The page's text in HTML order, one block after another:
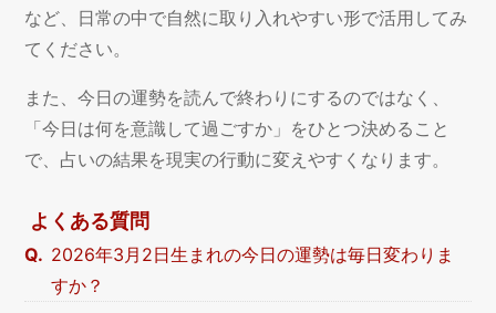
など、日常の中で自然に取り入れやすい形で活用してみ
てください。
また、今日の運勢を読んで終わりにするのではなく、
「今日は何を意識して過ごすか」をひとつ決めること
で、占いの結果を現実の行動に変えやすくなります。
よくある質問
2026年3月2日生まれの今日の運勢は毎日変わりま
すか？